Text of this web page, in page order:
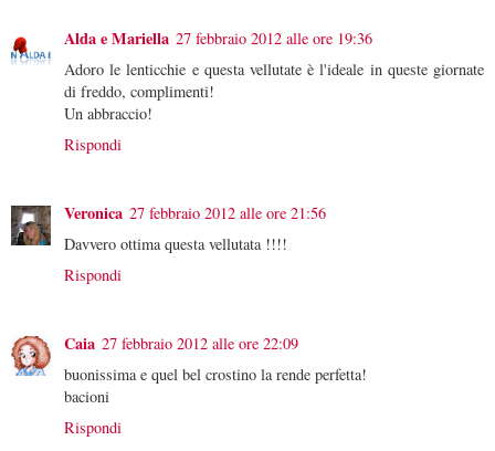
Alda e Mariella 27 febbraio 2012 alle ore 19:36
Adoro le lenticchie e questa vellutate è l'ideale in queste giornate
di freddo, complimenti!
Un abbraccio!
Rispondi
Veronica 27 febbraio 2012 alle ore 21:56
Davvero ottima questa vellutata !!!!
Rispondi
Caia 27 febbraio 2012 alle ore 22:09
buonissima e quel bel crostino la rende perfetta!
bacioni
Rispondi